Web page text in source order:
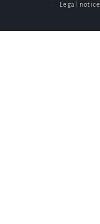
Legal notice